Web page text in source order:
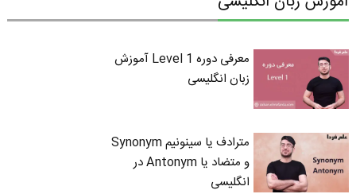
معرفی دوره Level 1 آموزش
زبان انگلیسی
مترادف یا سینونیم Synonym
و متضاد یا Antonym در
انگلیسی